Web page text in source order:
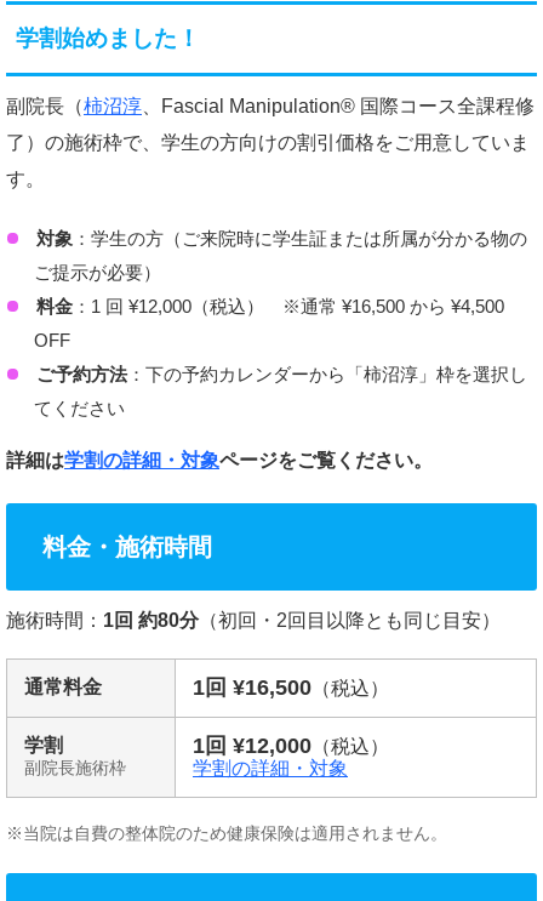
学割始めました！
副院長（柿沼淳 、Fascial Manipulation® 国際コース全課程修
了）の施術枠で、学生の方向けの割引価格をご用意していま
す。
対象 ：学生の方（ご来院時に学生証または所属が分かる物の
ご提示が必要）
料金：1 回 ¥12,000（税込） ※通常 ¥16,500 から ¥4,500
OFF
ご予約方法：下の予約カレンダーから「柿沼淳」枠を選択し
てください
詳細は学割の詳細・対象ページをご覧ください。
料金・施術時間
施術時間： 1回 約80分（初回・2回目以降とも同じ目安）
通常料金 1回 ¥16,500 （税込）
学割
副院長施術枠
1回 ¥12,000 （税込）
学割の詳細・対象
※当院は自費の整体院のため健康保険は適用されません。